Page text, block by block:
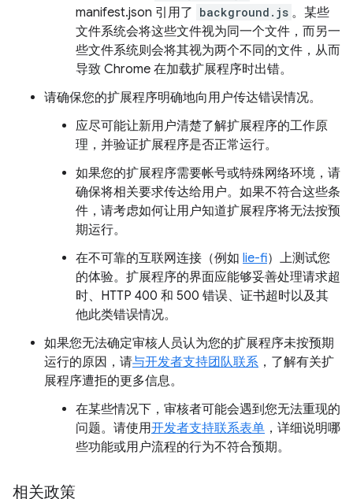
manifest.json 引用了 background.js 。某些
文件系统会将这些文件视为同一个文件，而另一
些文件系统则会将其视为两个不同的文件，从而
导致 Chrome 在加载扩展程序时出错。
请确保您的扩展程序明确地向用户传达错误情况。
应尽可能让新用户清楚了解扩展程序的工作原
理，并验证扩展程序是否正常运行。
如果您的扩展程序需要帐号或特殊网络环境，请
确保将相关要求传达给用户。如果不符合这些条
件，请考虑如何让用户知道扩展程序将无法按预
期运行。
在不可靠的互联网连接（例如 lie-fi）上测试您
的体验。扩展程序的界面应能够妥善处理请求超
时、HTTP 400 和 500 错误、证书超时以及其
他此类错误情况。
如果您无法确定审核人员认为您的扩展程序未按预期
运行的原因，请与开发者支持团队联系 ，了解有关扩
展程序遭拒的更多信息。
在某些情况下，审核者可能会遇到您无法重现的
问题。请使用开发者支持联系表单 ，详细说明哪
些功能或用户流程的行为不符合预期。
相关政策